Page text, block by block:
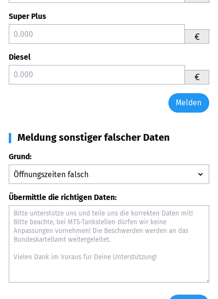
Super Plus
€
Diesel
€
Melden
Meldung sonstiger falscher Daten
Grund:
Übermittle die richtigen Daten: